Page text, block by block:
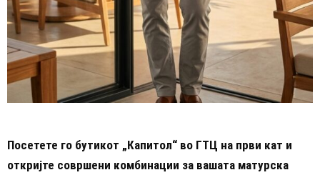
Посетете го бутикот „Капитол“ во ГТЦ на први кат и
откријте совршени комбинации за вашата матурска